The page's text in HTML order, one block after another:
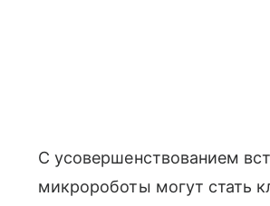
С усовершенствованием
микророботы могут стать